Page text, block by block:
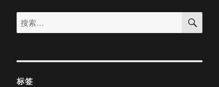
的”
眼
搜
索：
搜
标签